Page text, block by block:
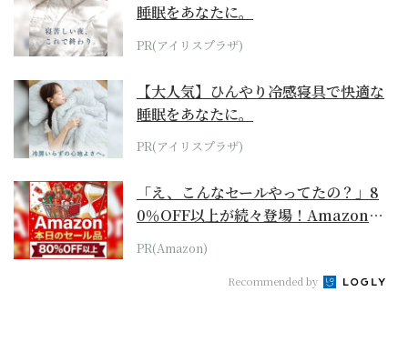
睡眠をあなたに。
PR(アイリスプラザ)
【大人気】ひんやり冷感寝具で快適な
睡眠をあなたに。
PR(アイリスプラザ)
「え、こんなセールやってたの？」8
0％OFF以上が続々登場！Amazonの
本気が...
PR(Amazon)
Recommended by